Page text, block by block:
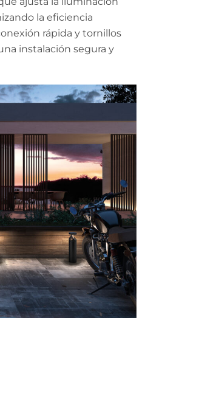
la eficiencia
rápida y tornillos
instalación segura y